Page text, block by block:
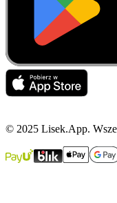
© 2025 Lisek.App.